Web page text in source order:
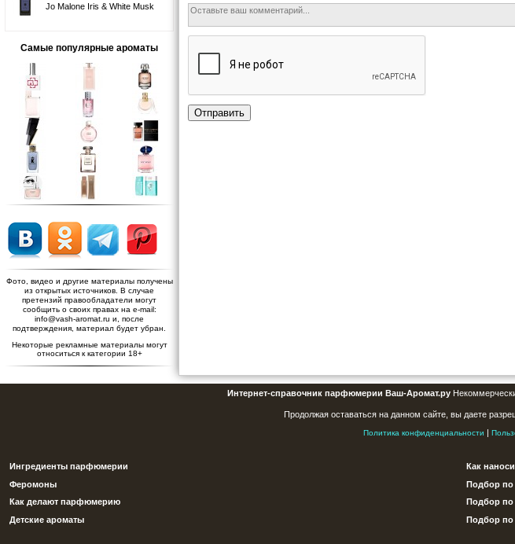
Jo Malone Iris & White Musk
Самые популярные ароматы
Фото, видео и другие материалы получены
из открытых источников. В случае
претензий правообладатели могут
сообщить о своих правах на e-mail:
info@vash-aromat.ru и, после
подтверждения, материал будет убран.
Некоторые рекламные материалы могут
относиться к категории 18+
Отправить
Интернет-справочник парфюмерии Ваш-Аромат.ру
Продолжая оставаться на данном сайте, вы даете
Политика конфиденциальности |
Ингредиенты парфюмерии
Феромоны
Как делают парфюмерию
Детские ароматы
Как
Подбор по
Подбор
Подбор по